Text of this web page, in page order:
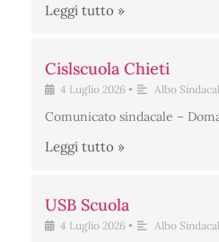
Leggi tutto »
Cislscuola Chieti
4 Luglio 2026 • Albo
Comunicato sindacale –
Leggi tutto »
USB Scuola
4 Luglio 2026 • Albo